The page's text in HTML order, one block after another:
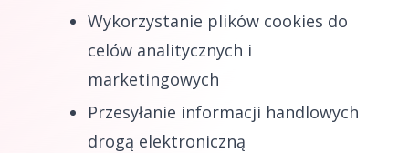
Wykorzystanie plików cookies do
celów analitycznych i
marketingowych
Przesyłanie informacji handlowych
drogą elektroniczną